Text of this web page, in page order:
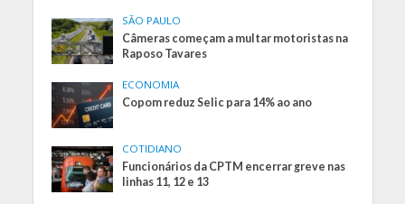
SÃO PAULO
Câmeras começam a multar motoristas na
Raposo Tavares
ECONOMIA
Copom reduz Selic para 14% ao ano
COTIDIANO
Funcionários da CPTM encerrar greve nas
linhas 11, 12 e 13